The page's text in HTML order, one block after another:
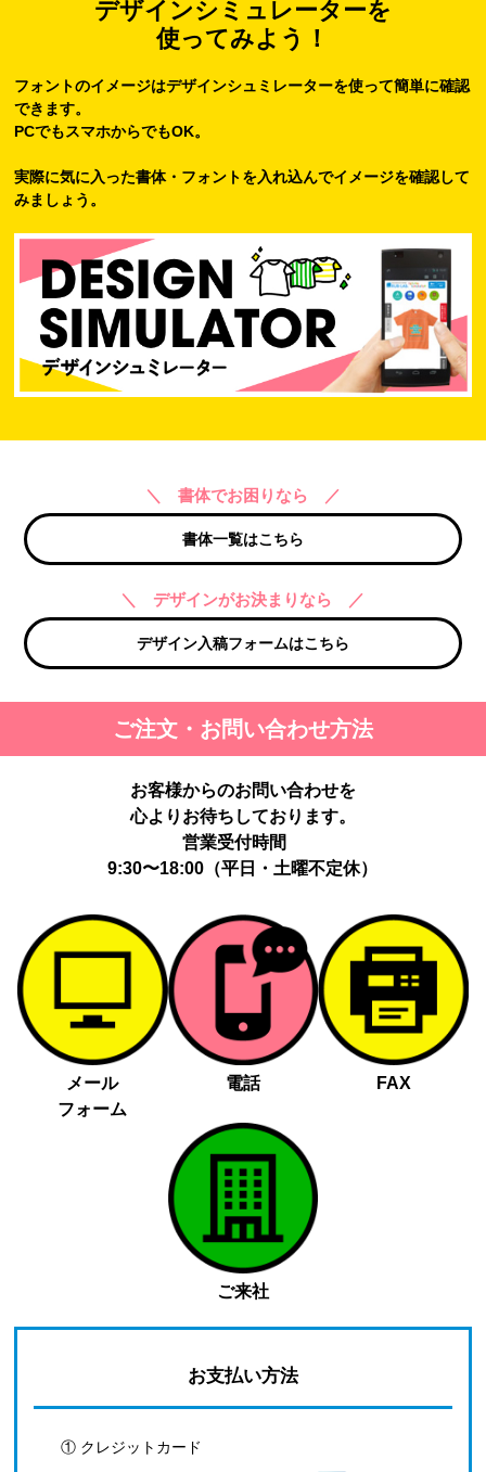
デザインシミュレーターを
使ってみよう！
フォントのイメージはデザインシュミレーターを使って簡単に確認
できます。
PCでもスマホからでもOK。
実際に気に入った書体・フォントを入れ込んでイメージを確認して
みましょう。
＼ 書体でお困りなら ／
書体一覧はこちら
＼ デザインがお決まりなら ／
デザイン入稿フォームはこちら
ご注文・お問い合わせ方法
お客様からのお問い合わせを
心よりお待ちしております。
営業受付時間
9:30〜18:00（平日・土曜不定休）
メール
フォーム
電話 FAX
ご来社
お支払い方法
① クレジットカード